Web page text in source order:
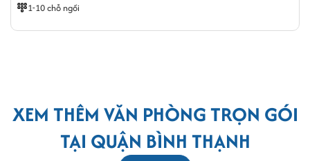
1-10 chỗ ngồi
XEM THÊM VĂN PHÒNG TRỌN GÓI
TẠI QUẬN BÌNH THẠNH